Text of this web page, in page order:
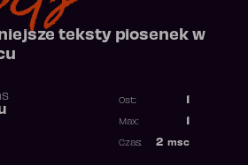
teksty piosenek w
Ost.:
Max:
2 msc
Czas: